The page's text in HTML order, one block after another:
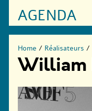
AGENDA
Home / Réalisateurs /
William